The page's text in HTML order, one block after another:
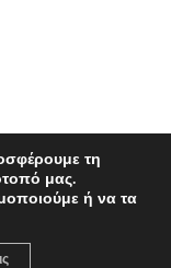
| Powered by
τη
μας.
ή να τα